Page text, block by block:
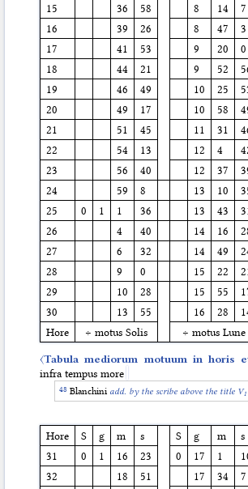
15
36 58 8 14 7
16
39 26 8 47 3
17
41 53 9 20 0
18
44 21 9 52
19
46 49 10 25
20
49 17 10 58
21
51 45 11 31
22
54 13 12 4
23
56 40 12 37
24
59 8 13 10
25
0 1 1 36 13 43
26
4 40 14 16
27
6 32 14 49
28
9 0 15 22
29
10 28 15 55
30
13 55 16 28
Hore
÷ motus Solis ÷ motus Lune
〈Tabula mediorum motuum in horis
infra tempus more
Blanchini add. by the scribe above the title V1
Hore S g m s S g m s
31
0 1 16 23 0 17 1
32
18 51 17 34 7